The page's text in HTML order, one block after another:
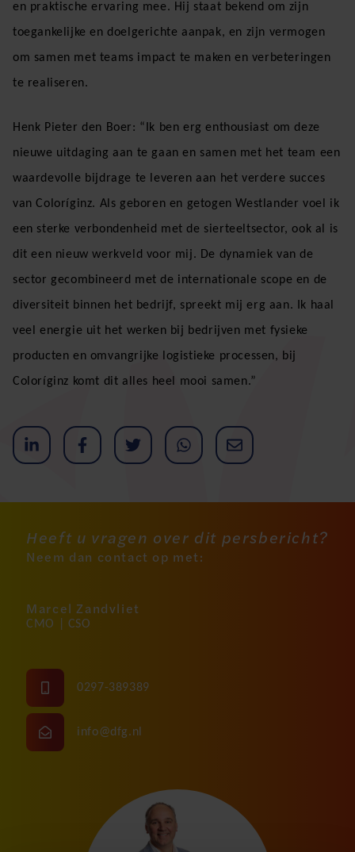
en praktische ervaring mee. Hij staat bekend om zijn
toegankelijke en doelgerichte aanpak, en zijn vermogen
om samen met teams impact te maken en verbeteringen
te realiseren.
Henk Pieter den Boer: “Ik ben erg enthousiast om deze
nieuwe uitdaging aan te gaan en samen met het team een
waardevolle bijdrage te leveren aan het verdere succes
van Coloríginz. Als geboren en getogen Westlander voel ik
een sterke verbondenheid met de sierteeltsector, ook al is
dit een nieuw werkveld voor mij. De dynamiek van de
sector gecombineerd met de internationale scope en de
diversiteit binnen het bedrijf, spreekt mij erg aan. Ik haal
veel energie uit het werken bij bedrijven met fysieke
producten en omvangrijke logistieke processen, bij
Coloríginz komt dit alles heel mooi samen.”
Heeft u vragen over dit persbericht?
Neem dan contact op met:
Marcel Zandvliet
CMO | CSO
0297-389389
info@dfg.nl